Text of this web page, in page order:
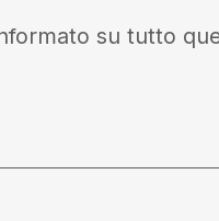
su tutto